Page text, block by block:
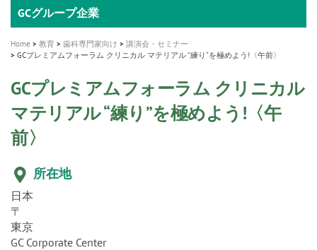
A healthy smile greatly contributes to your quality of life
新発売 エバーエックス フロー
「セラスマート テクノロジーブック」公開
「イニシャル LiSi（リジ）ブロック テクノロジーブッ
ク」公開
歯を内部まで白くする
新製品 イオム ナゴミ for DH
専用サイトはこちら
新製品バキュクレーブ 118 / 318 Prime
製品の詳細情報はこちら
インプラント Aadva®
GCグループ企業
Home 教育 歯科専門家向け
講演会・セミナー
GCプレミアムフォーラム クリニカル マテリアル “練り”を極めよう!〈午前〉
GCプレミアムフォーラム クリニカル
マテリアル “練り”を極めよう!〈午
前〉
所在地
日本
〒
東京
GC Corporate Center